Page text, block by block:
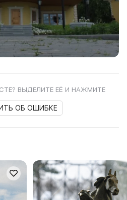
ВЫДЕЛИТЕ ЕЁ И НАЖМИТЕ
ОБ ОШИБКЕ